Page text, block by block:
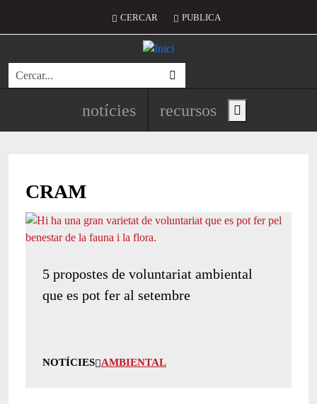
Menú del compte d'usuari
CERCAR PUBLICA
Cerca
Navegació principal de
notícies recursos Show main menu
CRAM
5 propostes de voluntariat ambiental
que es pot fer al setembre
NOTÍCIES AMBIENTAL